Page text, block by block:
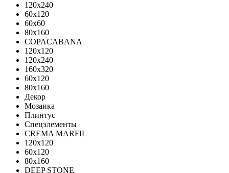
120x240
60x120
60x60
80x160
COPACABANA
120x120
120x240
160x320
60x120
80x160
Декор
Мозаика
Плинтус
Спецэлементы
CREMA MARFIL
120x120
60x120
80x160
DEEP STONE